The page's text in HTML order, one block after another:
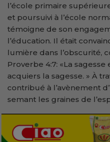
l’école primaire
et poursuivi à l’école
témoigne de son
l’éducation. Il était
lumière dans l’obscurité,
Proverbe 4:7: «La
acquiers la sagesse. » À
contribué à l’avènement
semant les graines de